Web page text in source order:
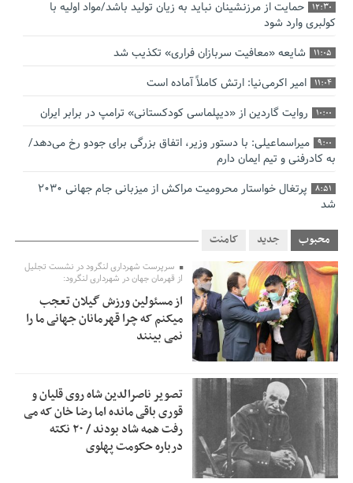
12:30
حمایت از مرزنشینان نباید به زیان تولید باشد/مواد اولیه با
کولبری وارد شود
11:05 شایعه «معافیت سربازان فراری» تکذیب شد
11:04 امیر اکرمی‌نیا: ارتش کاملاً آماده است
10:00 روایت گاردین از «دیپلماسی کودکستانی» ترامپ در برابر ایران
9:00
میراسماعیلی: با دستور وزیر، اتفاق بزرگی برای جودو رخ می‌دهد/
به کادرفنی و تیم ایمان دارم
8:51
پرتغال خواستار محرومیت مراکش از میزبانی جام جهانی ۲۰۳۰
شد
فریدون جیرانی: اکبر عبدی حیف شد
0:58
تسهیلات اشتغالزایی در اختیار نهادهای حمایتی باید براساس
اولویت‌های گیلان پرداخت شود
2:53
زمان جلسه سرنوشت‌ساز هیات رئیسه فدراسیون فوتبال با حضور
قلعه‌نویی مشخص شد
2:50
دفتر رهبر انقلاب: مطالب خارج از مراجع رسمی فاقد سندیت
2:46
بقائی: فضای مذاکرات فنی و سیاسی ایران و عمان درباره تنگه
هرمز، مثبت است
رئیس سازمان جهاد کشاورزی استان: کشاورزان گیلان نسبت به
دریافت یارانه کود اقدام کنند
محبوب جدید کامنت
سرپرست شهرداری لنگرود در نشست تجلیل
از قهرمان جهان در شهرداری لنگرود:
از مسئولین ورزش گیلان تعجب
میکنم که چرا قهرمانان جهانی ما را
نمی بینند
تصویر ناصرالدین شاه روی قلیان و
قوری باقی مانده اما رضا خان که می
رفت همه شاد بودند / ۲۰ نکته
درباره حکومت پهلوی